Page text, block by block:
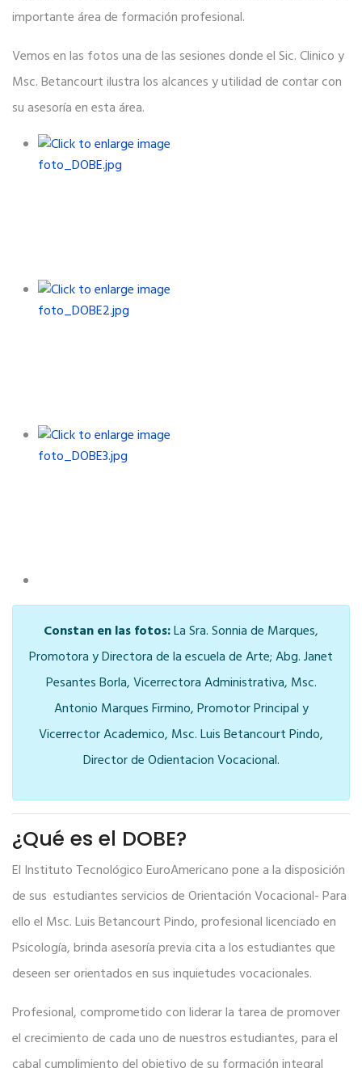
importante área de formación profesional.
Vemos en las fotos una de las sesiones donde el Sic. Clinico y
Msc. Betancourt ilustra los alcances y utilidad de contar con
su asesoría en esta área.
Constan en las fotos:La Sra. Sonnia de Marques,
Promotora y Directora de la escuela de Arte; Abg. Janet
Pesantes Borla, Vicerrectora Administrativa, Msc.
Antonio Marques Firmino, Promotor Principal y
Vicerrector Academico, Msc. Luis Betancourt Pindo,
Director de Odientacion Vocacional.
¿Qué es el DOBE?
El Instituto Tecnológico EuroAmericano pone a la disposición
de sus estudiantes servicios de Orientación Vocacional- Para
ello el Msc. Luis Betancourt Pindo, profesional licenciado en
Psicología, brinda asesoría previa cita a los estudiantes que
deseen ser orientados en sus inquietudes vocacionales.
Profesional, comprometido con liderar la tarea de promover
el crecimiento de cada uno de nuestros estudiantes, para el